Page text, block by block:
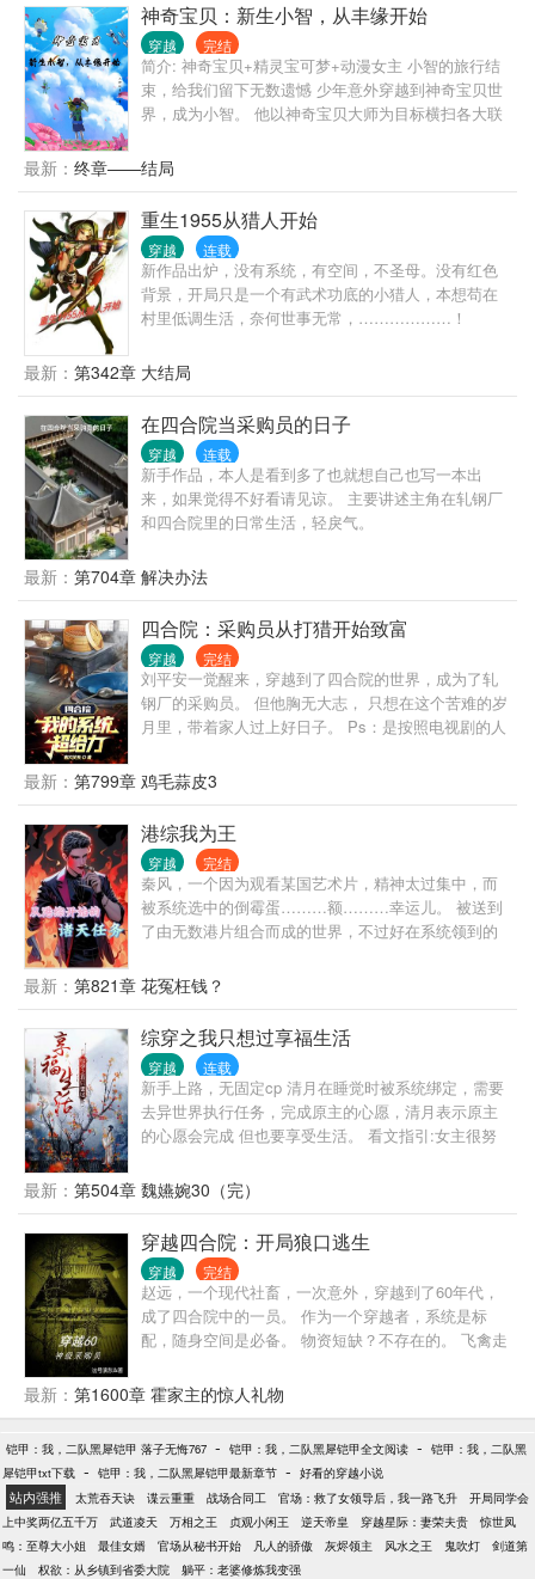
神奇宝贝：新生小智，从丰缘开始
穿越 完结
简介: 神奇宝贝+精灵宝可梦+动漫女主 小智的旅行结
束，给我们留下无数遗憾 少年意外穿越到神奇宝贝世
界，成为小智。 他以神奇宝贝大师为目标横扫各大联
最新： 终章——结局
重生1955从猎人开始
穿越 连载
新作品出炉，没有系统，有空间，不圣母。没有红色
背景，开局只是一个有武术功底的小猎人，本想苟在
村里低调生活，奈何世事无常，………………！
最新： 第342章 大结局
在四合院当采购员的日子
穿越 连载
新手作品，本人是看到多了也就想自己也写一本出
来，如果觉得不好看请见谅。 主要讲述主角在轧钢厂
和四合院里的日常生活，轻戾气。
最新： 第704章 解决办法
四合院：采购员从打猎开始致富
穿越 完结
刘平安一觉醒来，穿越到了四合院的世界，成为了轧
钢厂的采购员。 但他胸无大志， 只想在这个苦难的岁
月里，带着家人过上好日子。 Ps：是按照电视剧的人
作来批判这本书。
最新： 第799章 鸡毛蒜皮3
港综我为王
穿越 完结
秦风，一个因为观看某国艺术片，精神太过集中，而
被系统选中的倒霉蛋………额………幸运儿。 被送到
了由无数港片组合而成的世界，不过好在系统领到的
了完成系统任务，他主动成为马军（杀破狼男主角）
的线人，他靠着脑海里残存的剧情记忆，他征服一个
个挡在前方的敌人，终于站在了港岛之巅。 港岛乱不
乱，疯哥说的算。
最新： 第821章 花冤枉钱？
综穿之我只想过享福生活
穿越 连载
新手上路，无固定cp 清月在睡觉时被系统绑定，需要
去异世界执行任务，完成原主的心愿，清月表示原主
的心愿会完成 但也要享受生活。 看文指引:女主很努
是好人。 世界一:陈婉茵（已完结） 世界二:关雎尔
（cp原创男主）（已完结） 世界三:知否白氏（已完
结） 世界四:富察仪欣（正在更新中）
最新： 第504章 魏嬿婉30（完）
穿越四合院：开局狼口逃生
穿越 完结
赵远，一个现代社畜，一次意外，穿越到了60年代，
成了四合院中的一员。 作为一个穿越者，系统是标
配，随身空间是必备。 物资短缺？不存在的。 飞禽走
慌。 院里禽兽不听话怎么办？多半是惯得，打一顿就
好了。 道德天尊易中海，官威浩荡刘海中，神机妙算
太，盗圣贾棒梗，战斗组长何雨柱，色胆包天许大
茂。 …… 注1：关于鸽子市和黑市，有人说是一个，
有人说不是一个，本书默认是一个。 注2：偶尔出现跨
地域的野生动物（不会经常有），是因为情节需要。
…… 简介无力，请移步正文！
最新： 第1600章 霍家主的惊人礼物
铠甲：我，二队黑犀铠甲 落子无悔767 - 铠甲：我，二队黑犀铠甲全文阅读 - 铠甲：我，二队黑
犀铠甲txt下载 - 铠甲：我，二队黑犀铠甲最新章节 - 好看的穿越小说
站内强推 太荒吞天诀 谍云重重 战场合同工 官场：救了女领导后，我一路飞升
开局同学会
上中奖两亿五千万
武道凌天 万相之王 贞观小闲王 逆天帝皇 穿越星际：妻荣夫贵
惊世凤
鸣：至尊大小姐
最佳女婿 官场从秘书开始 凡人的骄傲 灰烬领主 风水之王 鬼吹灯
剑道第
一仙
权欲：从乡镇到省委大院 躺平：老婆修炼我变强